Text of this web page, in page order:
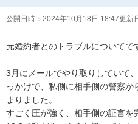
公開日時： 2024年10月18日 18:47更新
元婚約者とのトラブルについてで
3月にメールでやり取りしていて
っかけで、私側に相手側の警察
まりました。
すごく圧が強く、相手側の証言を